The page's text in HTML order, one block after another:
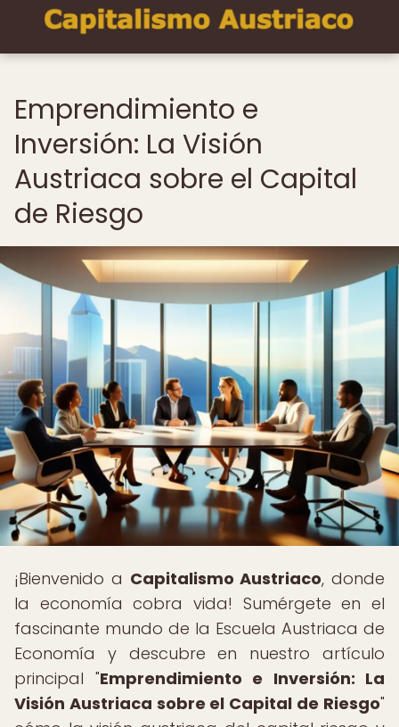
Emprendimiento e
Inversión: La Visión
Austriaca sobre el Capital
de Riesgo
¡Bienvenido a Capitalismo Austriaco, donde
la economía cobra vida! Sumérgete en el
fascinante mundo de la Escuela Austriaca de
Economía y descubre en nuestro artículo
principal "Emprendimiento e Inversión: La
Visión Austriaca sobre el Capital de Riesgo"